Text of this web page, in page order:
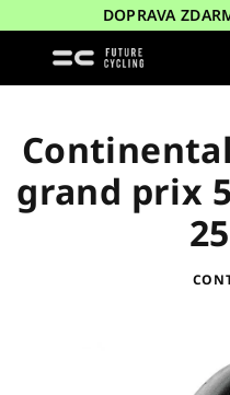
na
DOPRAVA
grand prix